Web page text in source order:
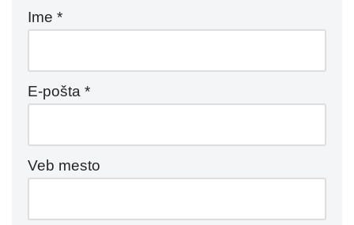
Ime *
E-pošta *
Veb mesto